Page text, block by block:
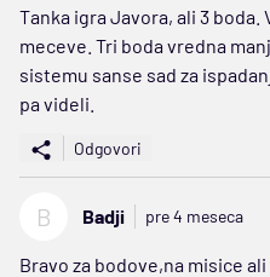
Tanka igra Javora, ali 3
meceve. Tri boda vredna
sistemu sanse sad za
pa videli.
Odgovori
B Badji pre 4 meseca
Bravo za bodove,na misice